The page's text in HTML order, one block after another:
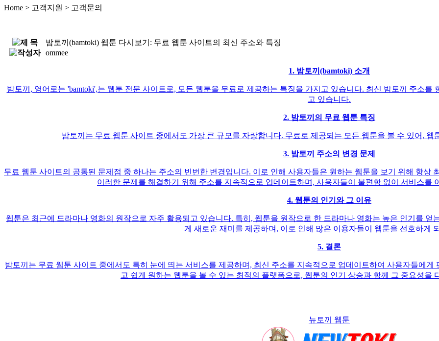
Home > 고객지원 > 고객문의
밤토끼(bamtoki) 웹툰 다시보기: 무료 웹툰 사이트의 최신 주소와 특징
ommee
1. 밤토끼(bamtoki) 소개
밤토끼, 영어로는 'bamtoki',는 웹툰 전문 사이트로, 모든 웹툰을 무료로 제공하는 특징을 가지고 있습니다. 최신 밤토끼 주소
고 있습니다.
2. 밤토끼의 무료 웹툰 특징
밤토끼는 무료 웹툰 사이트 중에서도 가장 큰 규모를 자랑합니다. 무료로 제공되는 모든 웹툰을 볼 수 있어,
3. 밤토끼 주소의 변경 문제
무료 웹툰 사이트의 공통된 문제점 중 하나는 주소의 빈번한 변경입니다. 이로 인해 사용자들은 원하는 웹툰을 보기 위해 항상
이러한 문제를 해결하기 위해 주소를 지속적으로 업데이트하며, 사용자들이 불편함 없이 서비스를
4. 웹툰의 인기와 그 이유
웹툰은 최근에 드라마나 영화의 원작으로 자주 활용되고 있습니다. 특히, 웹툰을 원작으로 한 드라마나 영화는 높은 인기를 얻
게 새로운 재미를 제공하며, 이로 인해 많은 이용자들이 웹툰을 선호하게
5. 결론
밤토끼는 무료 웹툰 사이트 중에서도 특히 눈에 띄는 서비스를 제공하며, 최신 주소를 지속적으로 업데이트하여 사용자들에
고 쉽게 원하는 웹툰을 볼 수 있는 최적의 플랫폼으로, 웹툰의 인기 상승과 함께 그 중요성을
뉴토끼 웹툰